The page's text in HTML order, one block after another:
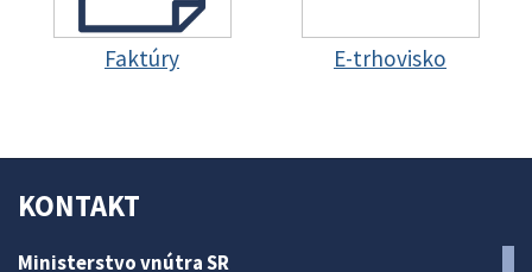
Faktúry E-trhovisko
KONTAKT
Ministerstvo vnútra SR